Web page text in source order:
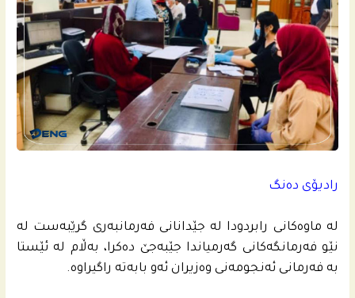
رادیۆی دەنگ
له‌ ماوه‌كانى رابردودا له‌ جێدانانى فه‌رمانبه‌رى گرێبەست له‌
نێو فه‌رمانگه‌كانى گه‌رمیاندا جێبه‌جێ ده‌كرا، به‌ڵام له‌ ئێستا
به‌ فه‌رمانى ئه‌نجومه‌نی وه‌زیران ئه‌و بابه‌ته‌ راگیراوه‌.